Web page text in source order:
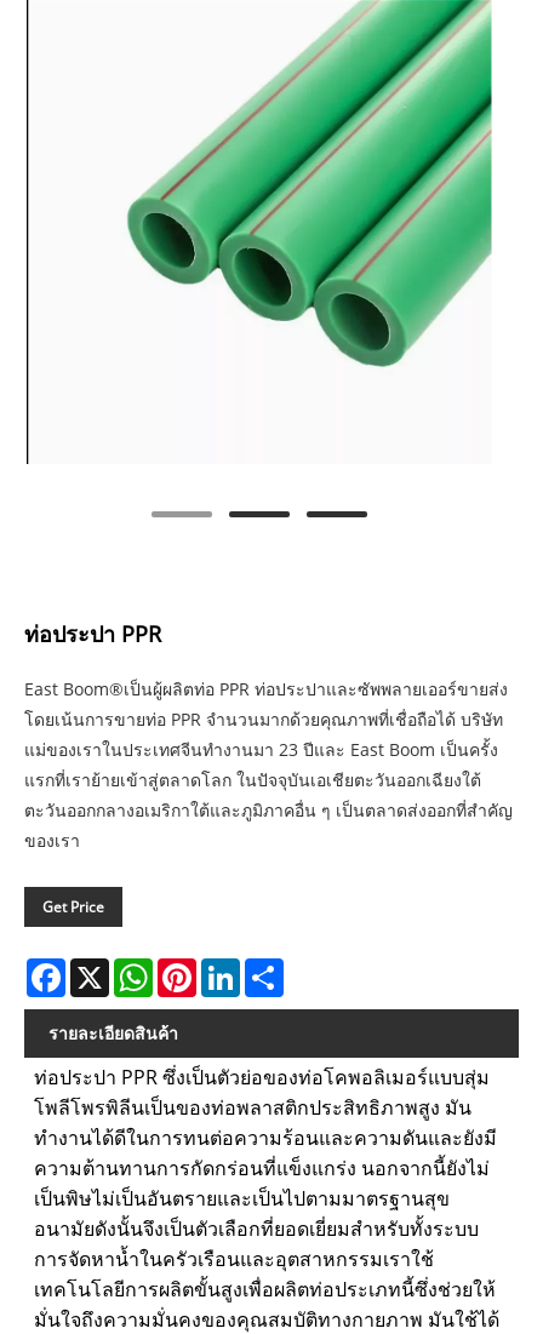
ท่อประปา PPR
East Boom®เป็นผู้ผลิตท่อ PPR ท่อประปาและซัพพลายเออร์ขายส่ง
โดยเน้นการขายท่อ PPR จำนวนมากด้วยคุณภาพที่เชื่อถือได้ บริษัท
แม่ของเราในประเทศจีนทำงานมา 23 ปีและ East Boom เป็นครั้ง
แรกที่เราย้ายเข้าสู่ตลาดโลก ในปัจจุบันเอเชียตะวันออกเฉียงใต้
ตะวันออกกลางอเมริกาใต้และภูมิภาคอื่น ๆ เป็นตลาดส่งออกที่สำคัญ
ของเรา
Get Price
Facebook
X WhatsAppPinterestLinkedIn
รายละเอียดสินค้า
ท่อประปา PPR ซึ่งเป็นตัวย่อของท่อโคพอลิเมอร์แบบสุ่ม
โพลีโพรพิลีนเป็นของท่อพลาสติกประสิทธิภาพสูง มัน
ทำงานได้ดีในการทนต่อความร้อนและความดันและยังมี
ความต้านทานการกัดกร่อนที่แข็งแกร่ง นอกจากนี้ยังไม่
เป็นพิษไม่เป็นอันตรายและเป็นไปตามมาตรฐานสุข
อนามัยดังนั้นจึงเป็นตัวเลือกที่ยอดเยี่ยมสำหรับทั้งระบบ
การจัดหาน้ำในครัวเรือนและอุตสาหกรรมเราใช้
เทคโนโลยีการผลิตขั้นสูงเพื่อผลิตท่อประเภทนี้ซึ่งช่วยให้
มั่นใจถึงความมั่นคงของคุณสมบัติทางกายภาพ มันใช้ได้